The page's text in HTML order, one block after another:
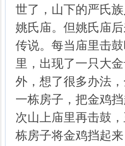
世了，山下的严氏
姚氏庙。但姚氏庙
传说。每当庙里击
里，出现了一只大
外，想了很多办法
一栋房子，把金鸡
次山上庙里再击鼓
栋房子将金鸡挡起